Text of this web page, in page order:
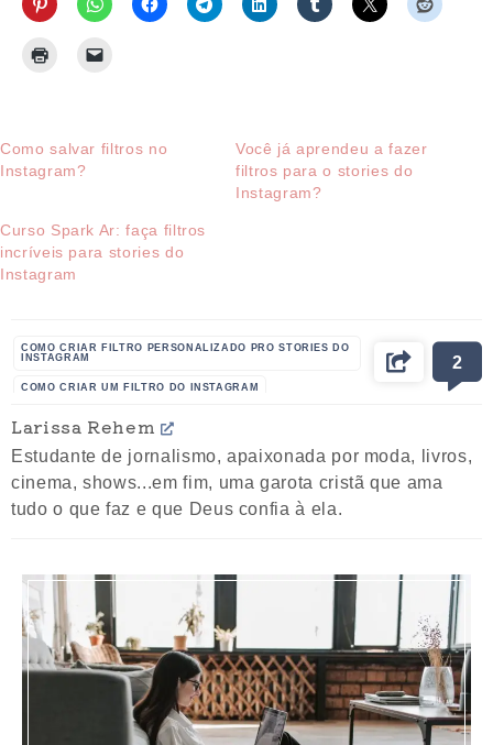
Como salvar filtros no
Instagram?
Você já aprendeu a fazer
filtros para o stories do
Instagram?
Curso Spark Ar: faça filtros
incríveis para stories do
Instagram
COMO CRIAR FILTRO PERSONALIZADO PRO STORIES DO
INSTAGRAM
COMO CRIAR UM FILTRO DO INSTAGRAM
COMO FAZER FILTRO PRO INSTAGRAM
COMO FAZER UM FILTRO PARA O INSTAGRAM
2
Larissa Rehem
Estudante de jornalismo, apaixonada por moda, livros,
cinema, shows...em fim, uma garota cristã que ama
tudo o que faz e que Deus confia à ela.